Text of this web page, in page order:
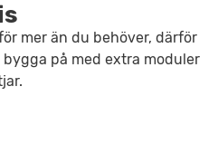
mer än du behöver, därför
på med extra moduler